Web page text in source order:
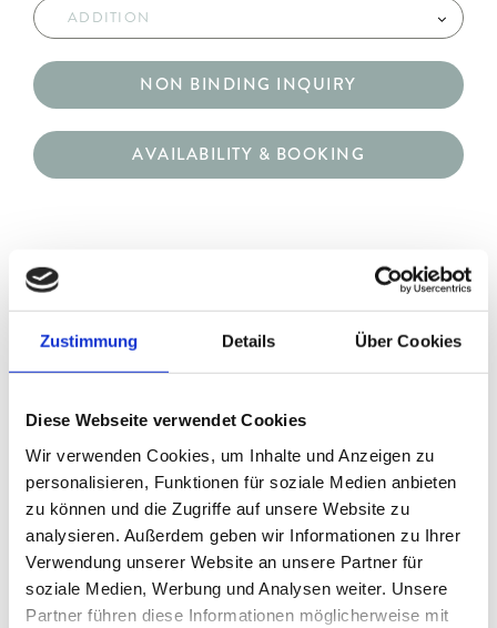
Zustimmung Details Über Cookies
Diese Webseite verwendet Cookies
Wir verwenden Cookies, um Inhalte und Anzeigen zu
personalisieren, Funktionen für soziale Medien anbieten
zu können und die Zugriffe auf unsere Website zu
analysieren. Außerdem geben wir Informationen zu Ihrer
Verwendung unserer Website an unsere Partner für
soziale Medien, Werbung und Analysen weiter. Unsere
Partner führen diese Informationen möglicherweise mit
ADDITION
NON BINDING INQUIRY
AVAILABILITY & BOOKING
DOUBLE ROOM SUPERIOR
DOUBLE ROOM CLASSIC
FOUNTAIN OF YOUTH SUITE
MOUNTAIN BLISS SUITE